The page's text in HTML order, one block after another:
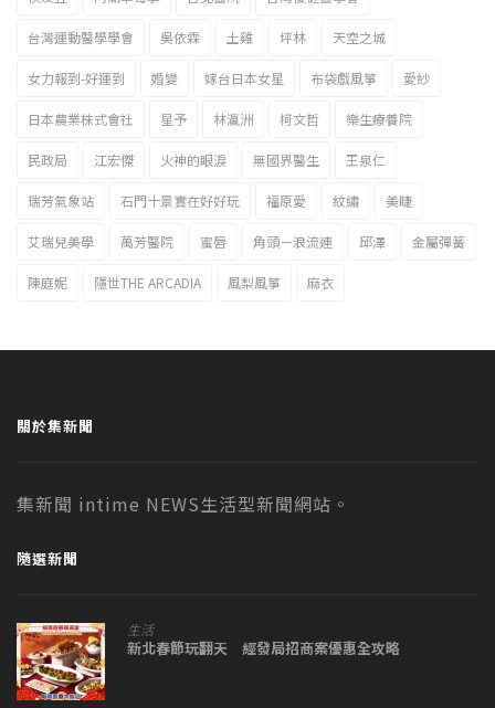
台灣運動醫學學會 吳依霖 土雞 坪林 天空之城
女力報到-好運到 婚變 嫁台日本女星 布袋戲風箏 愛紗
日本農業株式會社 星予 林瀛洲 柯文哲 樂生療養院
民政局 江宏傑 火神的眼淚 無國界醫生 王泉仁
瑞芳氣象站 石門十景實在好好玩 福原愛 紋繡 美睫
艾瑞兒美學 萬芳醫院 蜜唇 角頭－浪流連 邱澤 金屬彈簧
陳庭妮 隱世THE ARCADIA 風梨風箏 麻衣
關於集新聞
集新聞 intime NEWS生活型新聞網站。
隨選新聞
生活
新北春節玩翻天 經發局招商案優惠全攻略